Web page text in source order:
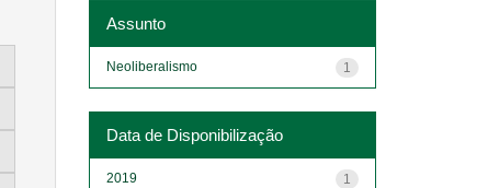
Assunto
1
Neoliberalismo
Data de Disponibilização
1
2019